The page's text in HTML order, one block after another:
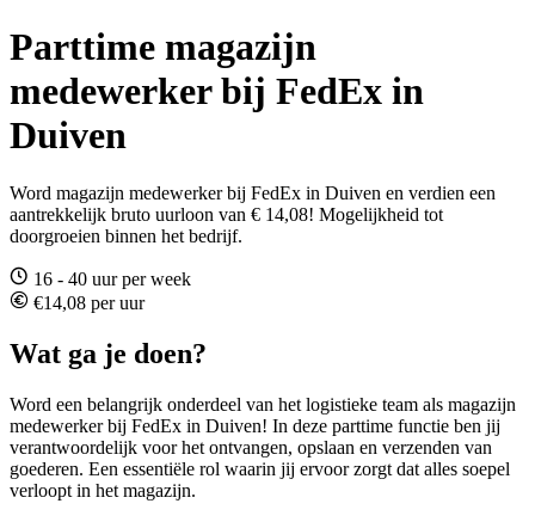
Parttime magazijn
medewerker bij FedEx in
Duiven
Word magazijn medewerker bij FedEx in Duiven en verdien een
aantrekkelijk bruto uurloon van € 14,08! Mogelijkheid tot
doorgroeien binnen het bedrijf.
16 - 40 uur per week
€14,08 per uur
Wat ga je doen?
Word een belangrijk onderdeel van het logistieke team als magazijn
medewerker bij FedEx in Duiven! In deze parttime functie ben jij
verantwoordelijk voor het ontvangen, opslaan en verzenden van
goederen. Een essentiële rol waarin jij ervoor zorgt dat alles soepel
verloopt in het magazijn.